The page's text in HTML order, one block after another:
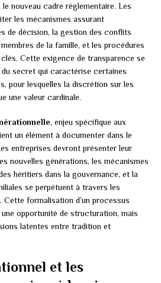
nouveau cadre réglementaire. Les
les mécanismes assurant
de décision, la gestion des conflits
de la famille, et les procédures
Cette exigence de transparence se
secret qui caractérise certaines
pour lesquelles la discrétion sur les
une valeur cardinale.
, enjeu spécifique aux
un élément à documenter dans le
entreprises devront présenter leur
nouvelles générations, les mécanismes
héritiers dans la gouvernance, et la
se perpétuent à travers les
formalisation d’un processus
opportunité de structuration, mais
latentes entre tradition et
et les